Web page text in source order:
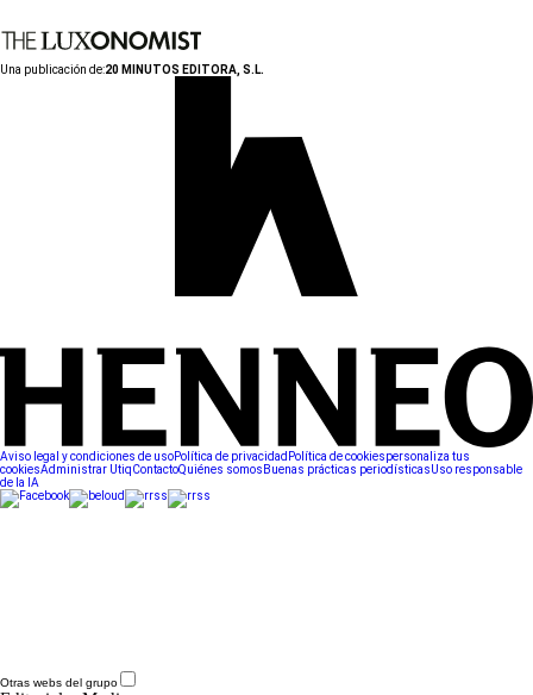
Una publicación de:20 MINUTOS EDITORA, S.L.
Aviso legal y condiciones de usoPolítica de privacidad Política de cookiespersonaliza tus
cookiesAdministrar UtiqContactoQuiénes somos Buenas prácticas periodísticasUso responsable
de la IA
Otras webs del grupo